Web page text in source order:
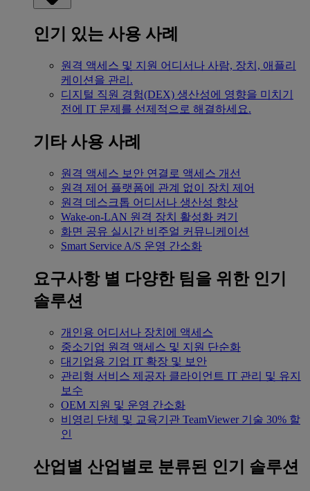
인기 있는 사용 사례
원격 액세스 및 지원 어디서나 사람, 장치, 애플리
케이션을 관리.
디지털 직원 경험(DEX) 생산성에 영향을 미치기
전에 IT 문제를 선제적으로 해결하세요.
기타 사용 사례
원격 액세스 보안 연결로 액세스 개선
원격 제어 플랫폼에 관계 없이 장치 제어
원격 데스크톱 어디서나 생산성 향상
Wake-on-LAN 원격 장치 활성화 켜기
화면 공유 실시간 비주얼 커뮤니케이션
Smart Service A/S 운영 간소화
요구사항 별 다양한 팀을 위한 인기
솔루션
개인용 어디서나 장치에 액세스
중소기업 원격 액세스 및 지원 단순화
대기업용 기업 IT 확장 및 보안
관리형 서비스 제공자 클라이언트 IT 관리 및 유지
보수
OEM 지원 및 운영 간소화
비영리 단체 및 교육기관 TeamViewer 기술 30% 할
인
산업별 산업별로 분류된 인기 솔루션